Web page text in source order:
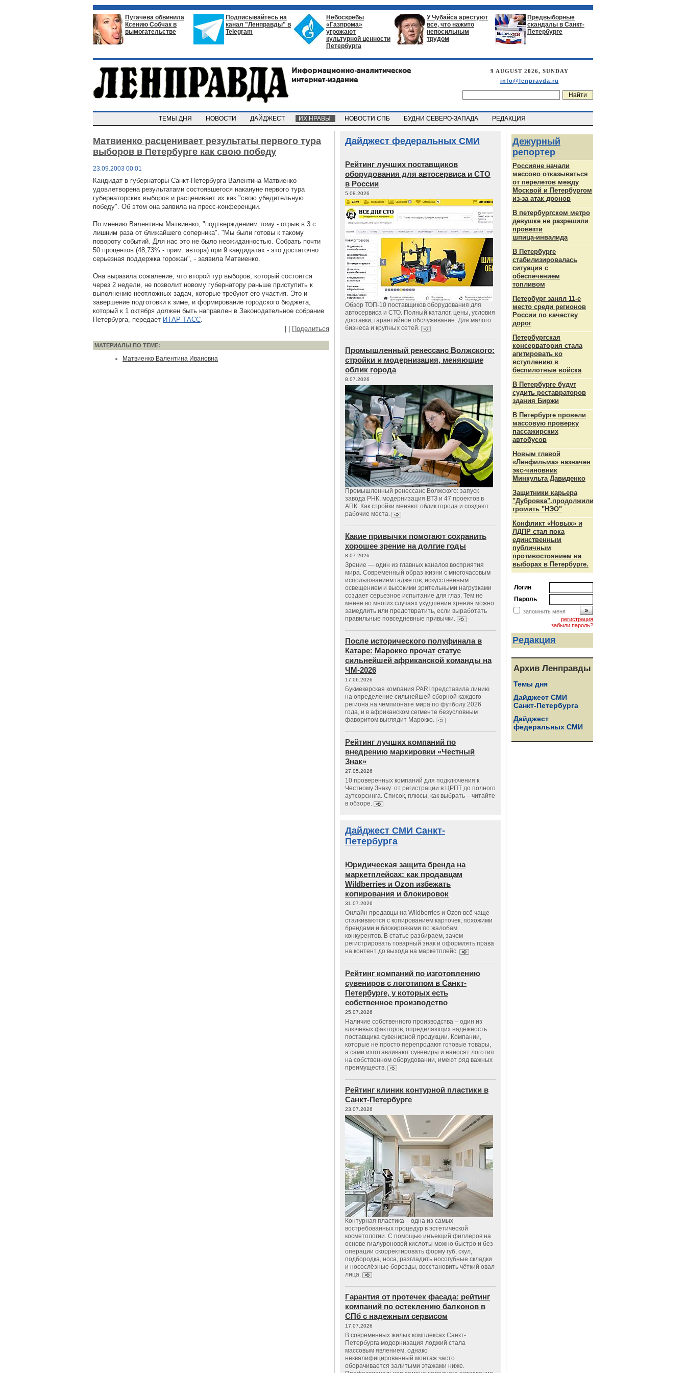
Пугачева обвинила
Ксению Собчак в
вымогательстве
Подписывайтесь на
канал "Ленправды" в
Telegram
Небоскрёбы
«Газпрома»
угрожают
культурной ценности
Петербурга
У Чубайса арестуют
все, что нажито
непосильным
трудом
Предвыборные
скандалы в Санкт-
Петербурге
9 AUGUST 2026, SUNDAY
info@lenpravda.ru
ТЕМЫ ДНЯ НОВОСТИ ДАЙДЖЕСТ ИХ НРАВЫ НОВОСТИ СПБ БУДНИ СЕВЕРО-ЗАПАДА РЕДАКЦИЯ
Матвиенко расценивает результаты первого тура
выборов в Петербурге как свою победу
23.09.2003 00:01
Кандидат в губернаторы Санкт-Петербурга Валентина Матвиенко
удовлетворена результатами состоявшегося накануне первого тура
губернаторских выборов и расценивает их как "свою убедительную
победу". Об этом она заявила на пресс-конференции.
По мнению Валентины Матвиенко, "подтверждением тому - отрыв в 3 с
лишним раза от ближайшего соперника". "Мы были готовы к такому
повороту событий. Для нас это не было неожиданностью. Собрать почти
50 процентов (48,73% - прим. автора) при 9 кандидатах - это достаточно
серьезная поддержка горожан", - заявила Матвиенко.
Она выразила сожаление, что второй тур выборов, который состоится
через 2 недели, не позволит новому губернатору раньше приступить к
выполнению неотложных задач, которые требуют его участия. Это и
завершение подготовки к зиме, и формирование городского бюджета,
который к 1 октября должен быть направлен в Законодательное собрание
Петербурга, передает ИТАР-ТАСС.
Поделиться
МАТЕРИАЛЫ ПО ТЕМЕ:
Матвиенко Валентина Ивановна
Дайджест федеральных СМИ
Рейтинг лучших поставщиков
оборудования для автосервиса и СТО
в России
5.08.2026
Обзор ТОП-10 поставщиков оборудования для
автосервиса и СТО. Полный каталог, цены, условия
доставки, гарантийное обслуживание. Для малого
бизнеса и крупных сетей.
Промышленный ренессанс Волжского:
стройки и модернизация, меняющие
облик города
8.07.2026
Промышленный ренессанс Волжского: запуск
завода РНК, модернизация ВТЗ и 47 проектов в
АПК. Как стройки меняют облик города и создают
рабочие места.
Какие привычки помогают сохранить
хорошее зрение на долгие годы
8.07.2026
Зрение — один из главных каналов восприятия
мира. Современный образ жизни с многочасовым
использованием гаджетов, искусственным
освещением и высокими зрительными нагрузками
создает серьезное испытание для глаз. Тем не
менее во многих случаях ухудшение зрения можно
замедлить или предотвратить, если выработать
правильные повседневные привычки.
После исторического полуфинала в
Катаре: Марокко прочат статус
сильнейшей африканской команды на
ЧМ-2026
17.06.2026
Букмекерская компания PARI представила линию
на определение сильнейшей сборной каждого
региона на чемпионате мира по футболу 2026
года, и в африканском сегменте безусловным
фаворитом выглядит Марокко.
Рейтинг лучших компаний по
внедрению маркировки «Честный
Знак»
27.05.2026
10 проверенных компаний для подключения к
Честному Знаку: от регистрации в ЦРПТ до полного
аутсорсинга. Список, плюсы, как выбрать – читайте
в обзоре.
Дайджест СМИ Санкт-
Петербурга
Юридическая защита бренда на
маркетплейсах: как продавцам
Wildberries и Ozon избежать
копирования и блокировок
31.07.2026
Онлайн продавцы на Wildberries и Ozon всё чаще
сталкиваются с копированием карточек, похожими
брендами и блокировками по жалобам
конкурентов. В статье разбираем, зачем
регистрировать товарный знак и оформлять права
на контент до выхода на маркетплейс.
Рейтинг компаний по изготовлению
сувениров с логотипом в Санкт-
Петербурге, у которых есть
собственное производство
25.07.2026
Наличие собственного производства – один из
ключевых факторов, определяющих надёжность
поставщика сувенирной продукции. Компании,
которые не просто перепродают готовые товары,
а сами изготавливают сувениры и наносят логотип
на собственном оборудовании, имеют ряд важных
преимуществ.
Рейтинг клиник контурной пластики в
Санкт-Петербурге
23.07.2026
Контурная пластика – одна из самых
востребованных процедур в эстетической
косметологии. С помощью инъекций филлеров на
основе гиалуроновой кислоты можно быстро и без
операции скорректировать форму губ, скул,
подбородка, носа, разгладить носогубные складки
и носослёзные борозды, восстановить чёткий овал
лица.
Гарантия от протечек фасада: рейтинг
компаний по остеклению балконов в
СПб с надежным сервисом
17.07.2026
В современных жилых комплексах Санкт-
Петербурга модернизация лоджий стала
массовым явлением, однако
неквалифицированный монтаж часто
оборачивается залитыми этажами ниже.
Дежурный
репортер
Россияне начали
массово отказываться
от перелетов между
Москвой и Петербургом
из-за атак дронов
В петербургском метро
девушке не разрешили
провезти
шпица‑инвалида
В Петербурге
стабилизировалась
ситуация с
обеспечением
топливом
Петербург занял 11-е
место среди регионов
России по качеству
дорог
Петербургская
консерватория стала
агитировать ко
вступлению в
беспилотные войска
В Петербурге будут
судить реставраторов
здания Биржи
В Петербурге провели
массовую проверку
пассажирских
автобусов
Новым главой
«Ленфильма» назначен
экс-чиновник
Минкульта Давиденко
Защитники карьера
"Дубровка".продолжили
громить "НЭО"
Конфликт «Новых» и
ЛДПР стал пока
единственным
публичным
противостоянием на
выборах в Петербурге.
Логин
Пароль
запомнить меня
регистрация
забыли пароль?
Редакция
Архив Ленправды
Темы дня
Дайджест СМИ
Санкт-Петербурга
Дайджест
федеральных СМИ